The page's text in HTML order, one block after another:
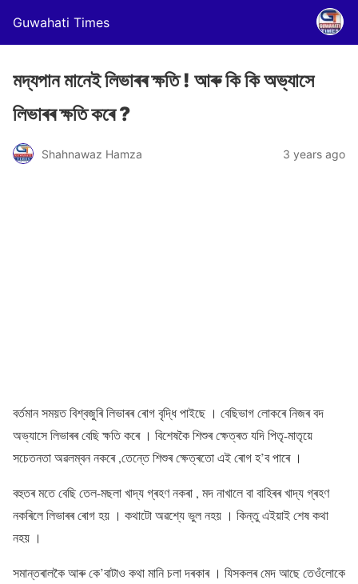
Guwahati Times
মদ্যপান মানেই লিভাৰৰ ক্ষতি ! আৰু কি কি অভ্যাসে
লিভাৰৰ ক্ষতি কৰে ?
Shahnawaz Hamza 3 years ago
বৰ্তমান সময়ত বিশ্বজুৰি লিভাৰৰ ৰোগ বৃদ্ধি পাইছে । বেছিভাগ লোকৰে নিজৰ বদ
অভ্যাসে লিভাৰৰ বেছি ক্ষতি কৰে । বিশেষকৈ শিশুৰ ক্ষেত্ৰত যদি পিতৃ-মাতৃয়ে
সচেতনতা অৱলম্বন নকৰে ,তেন্তে শিশুৰ ক্ষেত্ৰতো এই ৰোগ হ’ব পাৰে ।
বহুতৰ মতে বেছি তেল-মছলা খাদ্য গ্ৰহণ নকৰা , মদ নাখালে বা বাহিৰৰ খাদ্য গ্ৰহণ
নকৰিলে লিভাৰৰ ৰোগ হয় । কথাটো অৱশ্যে ভুল নহয় । কিন্তু এইয়াই শেষ কথা
নহয় ।
সমান্তৰালকৈ আৰু কে’বাটাও কথা মানি চলা দৰকাৰ । যিসকলৰ মেদ আছে তেওঁলোকে